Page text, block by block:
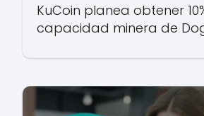
KuCoin planea obtener
capacidad minera de